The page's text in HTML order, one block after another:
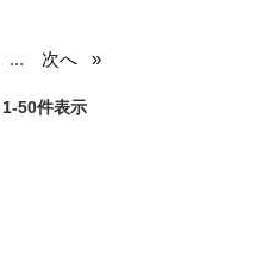
... 次へ
50件表示